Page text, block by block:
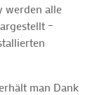
werden alle
–
man Dank